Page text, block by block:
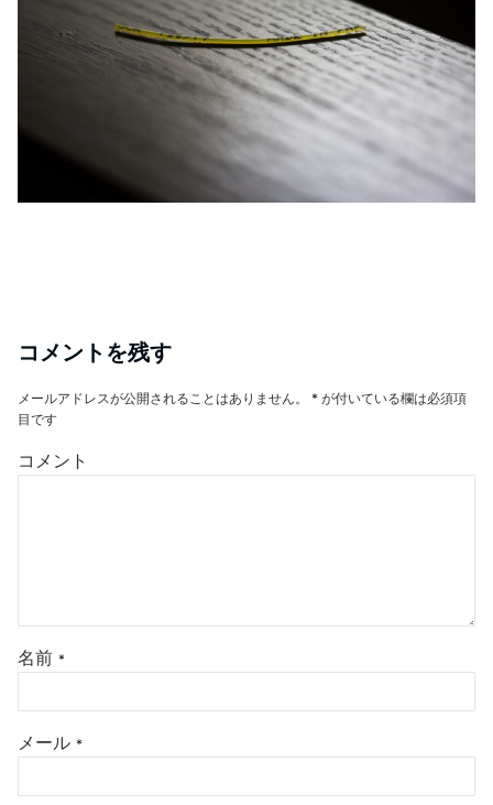
コメントを残す
メールアドレスが公開されることはありません。 * が付いている欄は必須項
目です
コメント
名前 *
メール *